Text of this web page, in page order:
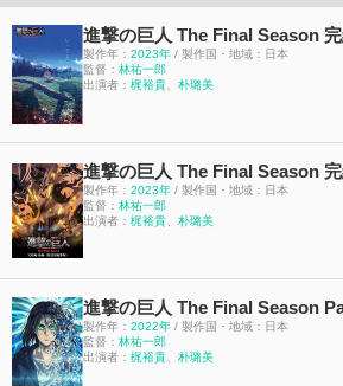
進撃の巨人 The Final Season 完
製作年： 2023年 / 製作国・地域：日本
監督： 林祐一郎
出演者： 梶裕貴 朴璐美
進撃の巨人 The Final Season 完
製作年： 2023年 / 製作国・地域：日本
監督： 林祐一郎
出演者： 梶裕貴 朴璐美
進撃の巨人 The Final Season
製作年： 2022年 / 製作国・地域：日本
監督： 林祐一郎
出演者： 梶裕貴 朴璐美